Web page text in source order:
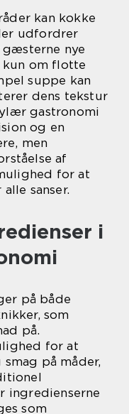
kan kokke
udfordrer
nye
kun om flotte
suppe kan
dens tekstur
gastronomi
og en
men
af
for at
sanser.
i
på både
som
på.
for at
på måder,
ingredienserne
som